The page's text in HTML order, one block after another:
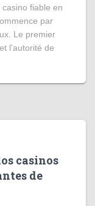
fiable en
par
Le premier
l’autorité de
casinos
de